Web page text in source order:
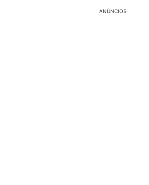
ANÚNCIOS